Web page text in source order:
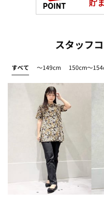
スタッフ
すべて ～149cm 150cm～